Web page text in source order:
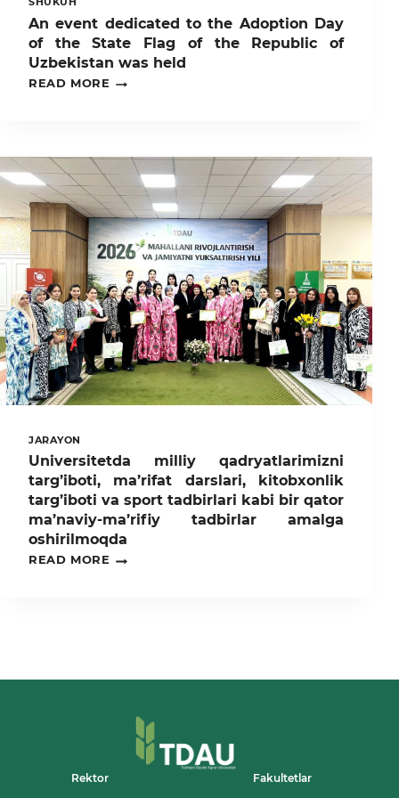
An event dedicated to the Adoption Day
of the State Flag of the Republic of
Uzbekistan was held
READ MORE
AN
ADOPTION
DAY
OF
THE
STATE
FLAG
OF
THE
REPUBLIC
OF
UZBEKISTAN
WAS
HELD
JARAYON
Universitetda milliy qadryatlarimizni
targ’iboti, ma’rifat darslari, kitobxonlik
targ’iboti va sport tadbirlari kabi bir qator
ma’naviy-ma’rifiy tadbirlar amalga
oshirilmoqda
READ MORE
UNIVERSITETDA
VA
MA’NAVIY-
MA’RIFIY
Rektor Fakultetlar